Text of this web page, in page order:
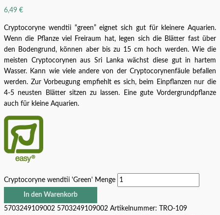
6,49 €
Cryptocoryne wendtii “green” eignet sich gut für kleinere Aquarien.
Wenn die Pflanze viel Freiraum hat, legen sich die Blätter fast über
den Bodengrund, können aber bis zu 15 cm hoch werden. Wie die
meisten Cryptocorynen aus Sri Lanka wächst diese gut in hartem
Wasser. Kann wie viele andere von der Cryptocorynenfäule befallen
werden. Zur Vorbeugung empfiehlt es sich, beim Einpflanzen nur die
4-5 neusten Blätter sitzen zu lassen. Eine gute Vordergrundpflanze
auch für kleine Aquarien.
Cryptocoryne wendtii 'Green' Menge
In den Warenkorb
5703249109002 5703249109002 Artikelnummer:
TRO-109